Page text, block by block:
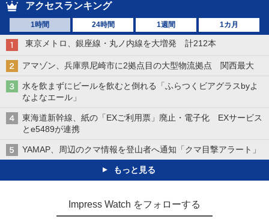
アクセスランキング
1時間 24時間 1週間 1カ月
東京メトロ、銀座線・丸ノ内線を大増発 計212本
アマゾン、兵庫県尼崎市に2拠点目の大型物流拠点 関西最大
水を飲まずにビールを飲むと倒れる「ふらつくビアグラスbyよ
なよなエール」
東海道新幹線、紙の「EXご利用票」廃止・電子化 EXサービス
とe5489が連携
YAMAP、周辺のクマ情報を登山者へ通知「クマ目撃アラート」
もっと見る
Impress Watch をフォローする